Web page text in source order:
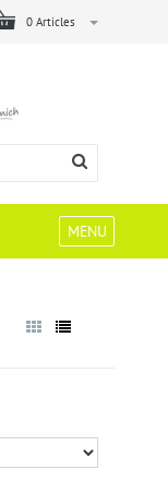
0 Articles
MENU